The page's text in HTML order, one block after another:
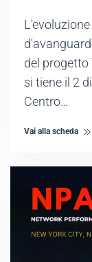
del progetto
si tiene il 2
Centro…
Vai alla scheda